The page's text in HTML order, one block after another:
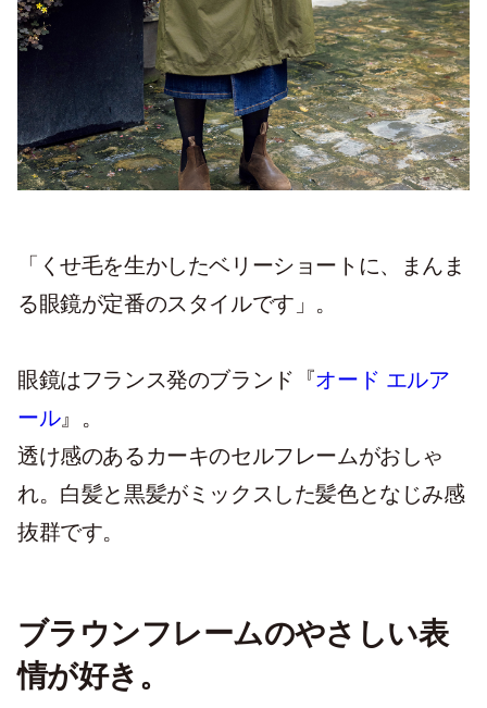
「くせ毛を生かしたベリーショートに、まんま
る眼鏡が定番のスタイルです」。
眼鏡はフランス発のブランド『オード エルア
ール』。
透け感のあるカーキのセルフレームがおしゃ
れ。白髪と黒髪がミックスした髪色となじみ感
抜群です。
ブラウンフレームのやさしい表
情が好き。